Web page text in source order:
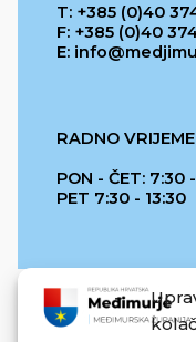
T: +385 (0)40 374
F: +385 (0)40
E:
RADNO
PON - ČET: 7:30
PET 7:30 - 13:30